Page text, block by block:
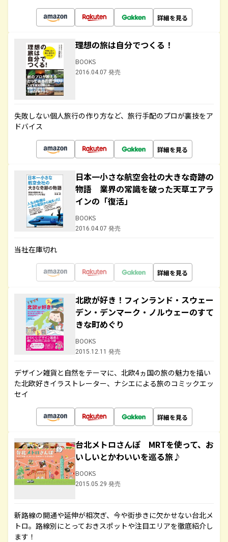
詳細を見る
理想の旅は自分でつくる！
BOOKS
2016.04.07 発売
失敗しない個人旅行の作り方など、旅行手配のプロが裏技をア
ドバイス
詳細を見る
日本一小さな航空会社の大きな奇跡の
物語 業界の常識を破った天草エアラ
インの「復活」
BOOKS
2016.04.07 発売
当社在庫切れ
詳細を見る
北欧が好き！フィンランド・スウェー
デン・デンマーク・ノルウェーのすて
きな町めぐり
BOOKS
2015.12.11 発売
デザイン雑貨と自然をテーマに、北欧4ヵ国の旅の魅力を描い
た北欧好きイラストレーター、ナシエによる旅のコミックエッ
セイ
詳細を見る
台北メトロさんぽ MRTを使って、お
いしいとかわいいを巡る旅♪
BOOKS
2015.05.29 発売
新路線の開通や延伸が相次ぎ、今や街歩きに欠かせない台北メ
トロ。路線別にとっておきスポットや注目エリアを徹底紹介し
ます！